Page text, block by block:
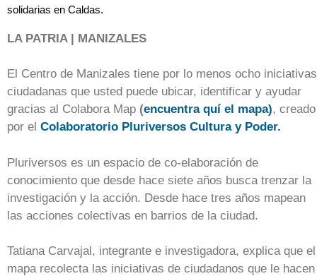
solidarias en Caldas.
LA PATRIA | MANIZALES
El Centro de Manizales tiene por lo menos ocho iniciativas
ciudadanas que usted puede ubicar, identificar y ayudar
gracias al Colabora Map (encuentra quí el mapa), creado
por el Colaboratorio Pluriversos Cultura y Poder.
Pluriversos es un espacio de co-elaboración de
conocimiento que desde hace siete años busca trenzar la
investigación y la acción. Desde hace tres años mapean
las acciones colectivas en barrios de la ciudad.
Tatiana Carvajal, integrante e investigadora, explica que el
mapa recolecta las iniciativas de ciudadanos que le hacen